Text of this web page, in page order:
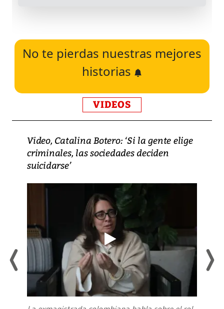
No te pierdas nuestras mejores
historias
VIDEOS
Video, Catalina Botero: ‘Si la gente elige
criminales, las sociedades deciden
suicidarse’